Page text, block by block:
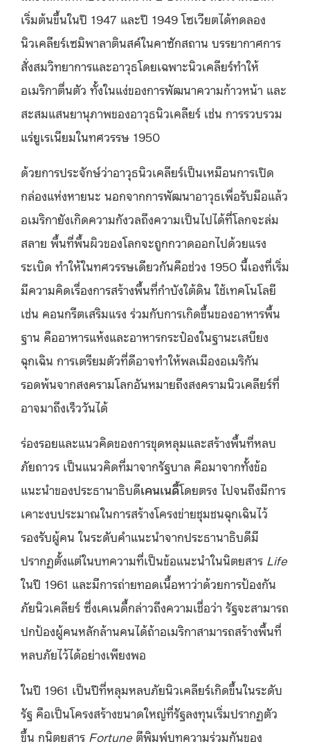
เริ่มต้นขึ้นในปี 1947 และปี 1949โซเวียตได้ทดลอง
นิวเคลียร์เซมิพาลาตินสค์ในคาซักสถาน บรรยากาศการ
สั่งสมวิทยาการและอาวุธโดยเฉพาะนิวเคลียร์ทำให้
อเมริกาตื่นตัว ทั้งในแง่ของการพัฒนาความก้าวหน้า และ
สะสมแสนยานุภาพของอาวุธนิวเคลียร์ เช่น การรวบรวม
แร่ยูเรเนียมในทศวรรษ 1950
ด้วยการประจักษ์ว่าอาวุธนิวเคลียร์เป็นเหมือนการเปิด
กล่องแห่งหายนะ นอกจากการพัฒนาอาวุธเพื่อรับมือแล้ว
อเมริกายังเกิดความกังวลถึงความเป็นไปได้ที่โลกจะล่ม
สลาย พื้นที่พื้นผิวของโลกจะถูกกวาดออกไปด้วยแรง
ระเบิด ทำให้ในทศวรรษเดียวกันคือช่วง 1950 นี้เองที่เริ่ม
มีความคิดเรื่องการสร้างพื้นที่กำบังใต้ดิน ใช้เทคโนโลยี
เช่น คอนกรีตเสริมแรง ร่วมกับการเกิดขึ้นของอาหารพื้น
ฐาน คืออาหารแห้งและอาหารกระป๋องในฐานะเสบียง
ฉุกเฉิน การเตรียมตัวที่ดีอาจทำให้พลเมืองอเมริกัน
รอดพ้นจากสงครามโลกอันหมายถึงสงครามนิวเคลียร์ที่
อาจมาถึงเร็ววันได้
ร่องรอยและแนวคิดของการขุดหลุมและสร้างพื้นทหลบ
ภัยถาวร เป็นแนวคิดที่มาจากรัฐบาล คือมาจากทั้งข้อ
แนะนำของประธานาธิบดีเคนเนดี้โดยตรง ไปจนถึงมีการ
เคาะงบประมาณในการสร้างโครงข่ายชุมชนฉุกเฉินไว้
รองรับผู้คน ในระดับคำแนะนำจากประธานาธิบดีมี
ปรากฏตั้งแต่ในบทความที่เป็นข้อแนะนำในนิตยสาร Life
ในปี 1961 และมีการถ่ายทอดเนื้อหาว่าด้วยการป้องกัน
ภัยนิวเคลียร์ ซึ่งเคเนดี้กล่าวถึงความเชื่อว่า รัฐจะสามารถ
ปกป้องผู้คนหลักล้านคนได้ถ้าอเมริกาสามารถสร้างพื้นที่
หลบภัยไว้ได้อย่างเพียงพอ
ในปี 1961 เป็นปีที่หลุมหลบภัยนิวเคลียร์เกิดขึ้นในระดับ
รัฐ คือเป็นโครงสร้างขนาดใหญ่ที่รัฐลงทุนเริ่มปรากฏตัว
ขึ้น กนิตยสาร Fortune ตีพิมพ์บทความร่วมกันของ